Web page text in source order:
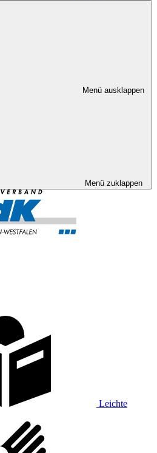
Menü ausklappen
Menü zuklappen
Leichte